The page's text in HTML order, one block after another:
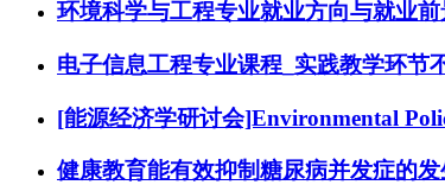
环境科学与工程专业就业方向与就业
电子信息工程专业课程_实践教学环节
[能源经济学研讨会]Environmental
健康教育能有效抑制糖尿病并发症的